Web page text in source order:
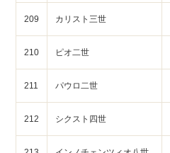
209 カリスト三世
210 ピオ二世
211 パウロ二世
212 シクスト四世